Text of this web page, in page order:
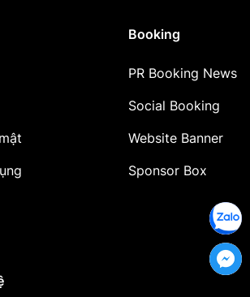
Booking
PR Booking News
Social Booking
Website Banner
Sponsor Box